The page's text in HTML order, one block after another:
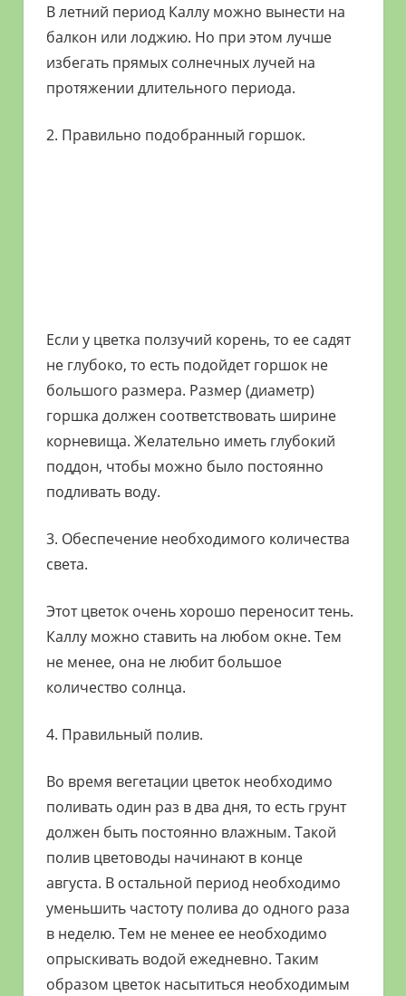
В летний период Каллу можно вынести на
балкон или лоджию. Но при этом лучше
избегать прямых солнечных лучей на
протяжении длительного периода.
2. Правильно подобранный горшок.
Если у цветка ползучий корень, то ее садят
не глубоко, то есть подойдет горшок не
большого размера. Размер (диаметр)
горшка должен соответствовать ширине
корневища. Желательно иметь глубокий
поддон, чтобы можно было постоянно
подливать воду.
3. Обеспечение необходимого количества
света.
Этот цветок очень хорошо переносит тень.
Каллу можно ставить на любом окне. Тем
не менее, она не любит большое
количество солнца.
4. Правильный полив.
Во время вегетации цветок необходимо
поливать один раз в два дня, то есть грунт
должен быть постоянно влажным. Такой
полив цветоводы начинают в конце
августа. В остальной период необходимо
уменьшить частоту полива до одного раза
в неделю. Тем не менее ее необходимо
опрыскивать водой ежедневно. Таким
образом цветок насытиться необходимым